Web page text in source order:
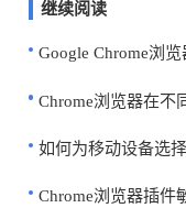
继续阅读
Google Chrome浏
Chrome浏览器在不
如何为移动设备选
Chrome浏览器插件